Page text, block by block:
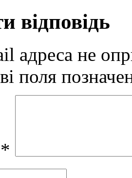
відповідь
адреса не
поля
*